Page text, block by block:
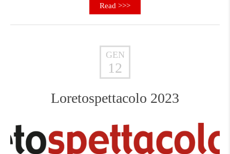
Read >>>
GEN
12
Loretospettacolo 2023